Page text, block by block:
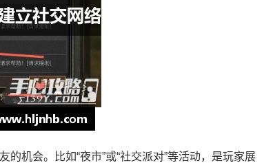
机会。比如“夜市”或“社交派对”等活动，是玩家展